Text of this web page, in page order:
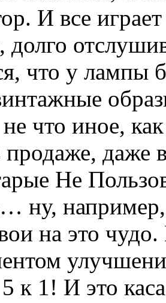
И все
долго
что у лампы
что иное,
даже
Не
ну,
на это
к 1! И это